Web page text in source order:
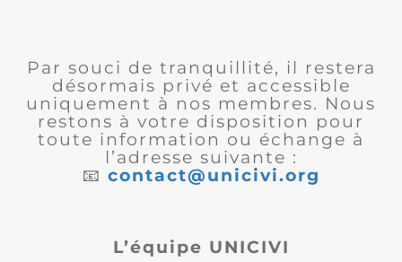
Par souci de tranquillité, il restera
désormais privé et accessible
uniquement à nos membres. Nous
restons à votre disposition pour
toute information ou échange à
l’adresse suivante :
📧 contact@unicivi.org
L’équipe UNICIVI